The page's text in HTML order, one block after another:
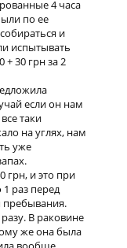
4 часа
по ее
и
испытывать
+ 30 грн за 2
если он нам
таки
на углях, нам
уже
грн, и это при
раз перед
пребывания.
В раковине
же она была